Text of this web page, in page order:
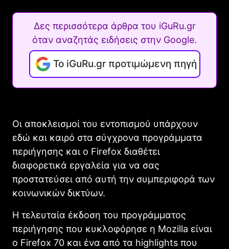
Δες περισσότερα άρθρα του iGuRu.gr
όταν αναζητάς ειδήσεις στην Google.
Το iGuRu.gr προτιμώμενη πηγή
Οι αποκλεισμοί του εντοπισμού υπάρχουν
εδώ και καιρό στα σύγχρονα προγράμματα
περιήγησης και ο Firefox διαθέτει
διαφορετικά εργαλεία για να σας
προστατεύσει από αυτή την συμπεριφορά των
κοινωνικών δικτύων.
Η τελευταία έκδοση του προγράμματος
περιήγησης που κυκλοφόρησε η Mozilla είναι
ο Firefox 70 και ένα από τα highlights που